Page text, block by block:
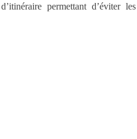
permettant d’éviter les